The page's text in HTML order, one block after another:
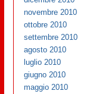
novembre 2010
ottobre 2010
settembre 2010
agosto 2010
luglio 2010
giugno 2010
maggio 2010